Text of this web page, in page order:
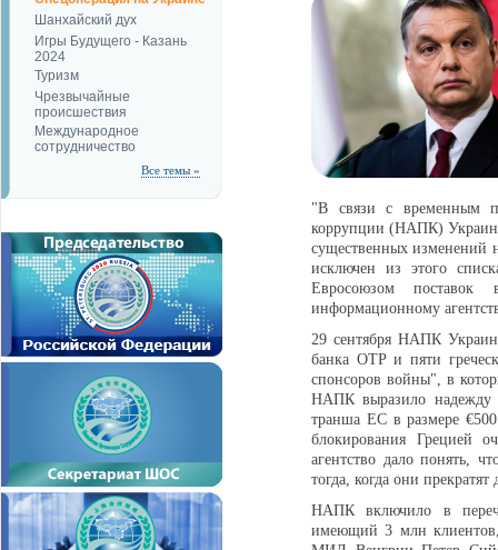
Шанхайский дух
Игры Будущего - Казань
2024
Туризм
Чрезвычайные
происшествия
Международное
сотрудничество
Все темы »
"В связи с временным
коррупции (НАПК)
существенных изменений
исключен из этого
Евросоюзом
информационному
29 сентября НАПК
банка OTP и пяти
спонсоров войны", в
НАПК выразило надежду
транша ЕС в размере
блокирования Грецией
агентство дало понять,
тогда, когда они
НАПК включило в
имеющий 3 млн клиентов,